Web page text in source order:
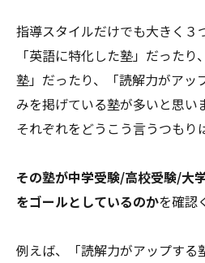
指導スタイルだけでも大きく３
「英語に特化した塾」だったり
塾」だったり、「読解力がアッ
みを掲げている塾が多いと思い
それぞれをどうこう言うつもり
その塾が中学受験/高校受験/大
をゴールとしているのかを確認
例えば、「読解力がアップする